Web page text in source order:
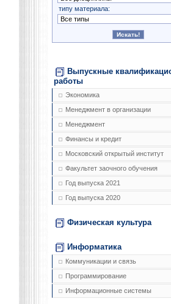
типу материала:
Выпускные
работы
Экономика
Менеджмент в организации
Менеджмент
Финансы и кредит
Московский открытый институт
Факультет заочного обучения
Год выпуска 2021
Год выпуска 2020
Физическая культура
Информатика
Коммуникации и связь
Программирование
Информационные системы